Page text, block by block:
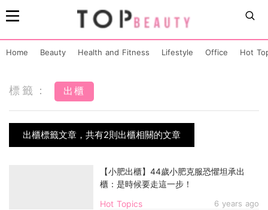
Home Beauty Health and Fitness Lifestyle Office Hot
標籤： 出櫃
出櫃標籤文章，共有2則出櫃相關的文章
Hot Topics 6 years ago
【小肥出櫃】44歲小肥克服恐懼坦承出
櫃：是時候要走這一步！